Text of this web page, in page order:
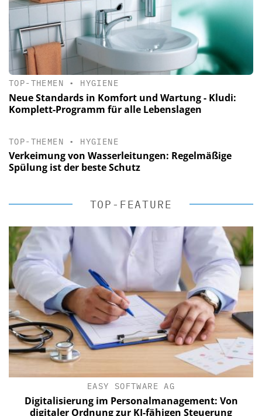
TOP-THEMEN • HYGIENE
Neue Standards in Komfort und Wartung - Kludi:
Komplett-Programm für alle Lebenslagen
TOP-THEMEN • HYGIENE
Verkeimung von Wasserleitungen: Regelmäßige
Spülung ist der beste Schutz
TOP-FEATURE
EASY SOFTWARE AG
Digitalisierung im Personalmanagement: Von
digitaler Ordnung zur KI-fähigen Steuerung